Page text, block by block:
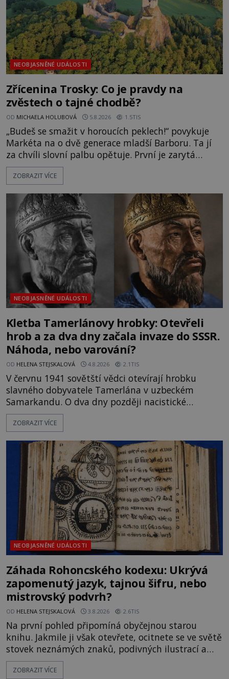
NEOBJASNĚNÉ UDÁLOSTI
Zřícenina Trosky: Co je pravdy na
zvěstech o tajné chodbě?
OD MICHAELA HOLUBOVÁ 5.8.2026 1.5TIS
„Budeš se smažit v horoucích peklech!“ povykuje
Markéta na o dvě generace mladší Barboru. Ta jí
za chvíli slovní palbu opětuje. První je zarytá
katolička, druhá přesvědčená kališnice. A každá z
nich se usídlí na jedné z věží slavného hradu
mezi vůdce protihusitského boje. Za manželku má
skutečně jistou
ZOBRAZIT VÍCE
NEOBJASNĚNÉ UDÁLOSTI
Kletba Tamerlánovy hrobky: Otevřeli
hrob a za dva dny začala invaze do SSSR.
Náhoda, nebo varování?
OD HELENA STEJSKALOVÁ 4.8.2026 2.1TIS
V červnu 1941 sovětští vědci otevírají hrobku
slavného dobyvatele Tamerlána v uzbeckém
Samarkandu. O dva dny později nacistické
Německo zahajuje operaci Barbarossa a napadá
Sovětský svaz. Shoda dat je natolik zarážející, že se
na legendě něco pravdy, nebo jde jen o fascinující
souhru okolností? Když antropolog Michail
Gerasimov (1907-1970) a
ZOBRAZIT VÍCE
NEOBJASNĚNÉ UDÁLOSTI
Záhada Rohoncského kodexu: Ukrývá
zapomenutý jazyk, tajnou šifru, nebo
mistrovský podvrh?
OD HELENA STEJSKALOVÁ 3.8.2026 2.6TIS
Na první pohled připomíná obyčejnou starou
knihu. Jakmile ji však otevřete, ocitnete se ve světě
stovek neznámých znaků, podivných ilustrací a
textu, který už téměř dvě století vzdoruje všem
pokusům o rozluštění. Rohoncský kodex patří mezi
ZOBRAZIT VÍCE